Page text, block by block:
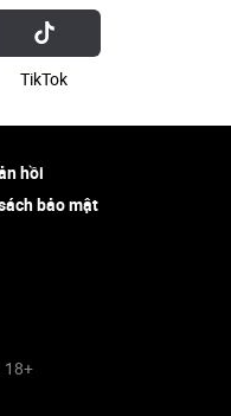
ТikТоk
hồi
bảo mật
18+